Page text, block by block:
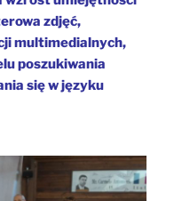
zdjęć,
multimedialnych,
poszukiwania
się w języku